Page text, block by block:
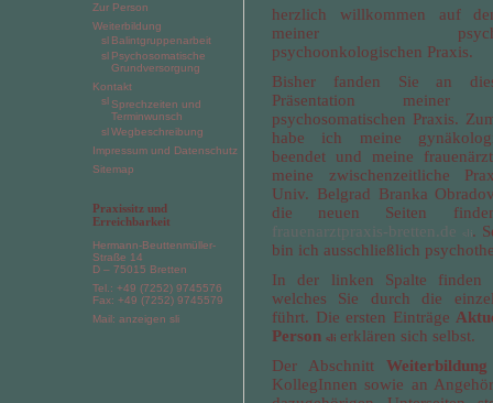
Zur Person
Weiterbildung
Balintgruppenarbeit
Psychosomatische
Grundversorgung
Kontakt
Sprechzeiten und
Terminwunsch
Wegbeschreibung
Impressum und Datenschutz
Sitemap
Praxissitz und
Erreichbarkeit
Hermann-Beuttenmüller-
Straße 14
D – 75015 Bretten
Tel.: +49 (7252) 9745576
Fax: +49 (7252) 9745579
Mail: anzeigen
herzlich willkommen auf
meiner
psychoonkologischen Praxis.
Bisher fanden Sie an
Präsentation meiner
psychosomatischen Praxis.
habe ich meine
beendet und meine
meine zwischenzeitliche
Univ. Belgrad Branka
die neuen Seiten
frauenarztpraxis-bretten.de
.
bin ich ausschließlich
In der linken Spalte finden
welches Sie durch die
führt. Die ersten Einträge
Person
erklären sich selbst.
Der Abschnitt
KollegInnen sowie an